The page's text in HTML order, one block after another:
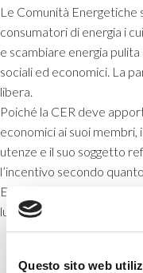
Questo sito web
Le Comunità
consumatori di energia i
e scambiare energia
sociali ed economici. La
libera.
Poiché la CER deve
economici ai suoi membri,
utenze e il suo soggetto
l’incentivo secondo
Energetica è un soggetto
lucro.